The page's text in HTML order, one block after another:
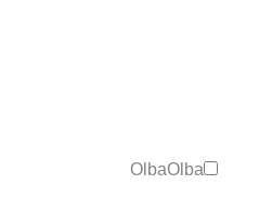
OlbaOlba